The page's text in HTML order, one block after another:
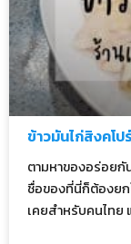
ข้าวมันไก่สิงคโป
ตามหาของอร่อยกั
ชื่อของที่นี่ก็ต้องยก
เคยสำหรับคนไทย